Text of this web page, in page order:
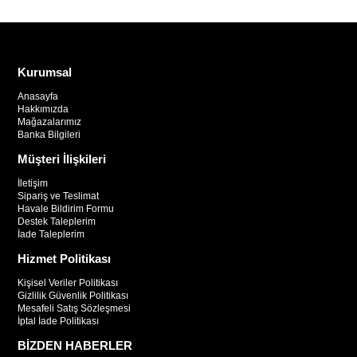
Kurumsal
Anasayfa
Hakkımızda
Mağazalarımız
Banka Bilgileri
Müşteri İlişkileri
İletişim
Sipariş ve Teslimat
Havale Bildirim Formu
Destek Taleplerim
İade Taleplerim
Hizmet Politikası
Kişisel Veriler Politikası
Gizlilik Güvenlik Politikası
Mesafeli Satış Sözleşmesi
İptal İade Politikası
BİZDEN HABERLER